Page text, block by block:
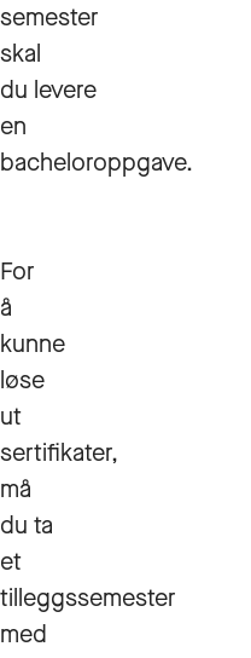
semester
skal
du levere
en
bacheloroppgave.
For
å
kunne
løse
ut
sertifikater,
må
du ta
et
tilleggssemester
med